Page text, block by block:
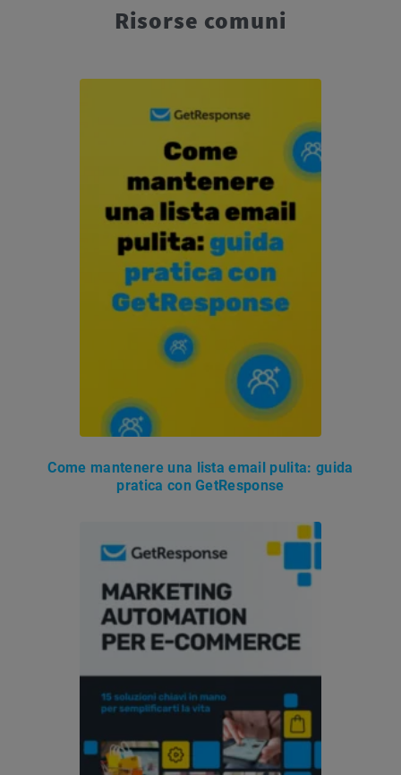
Risorse comuni
Come mantenere una lista email pulita: guida
pratica con GetResponse